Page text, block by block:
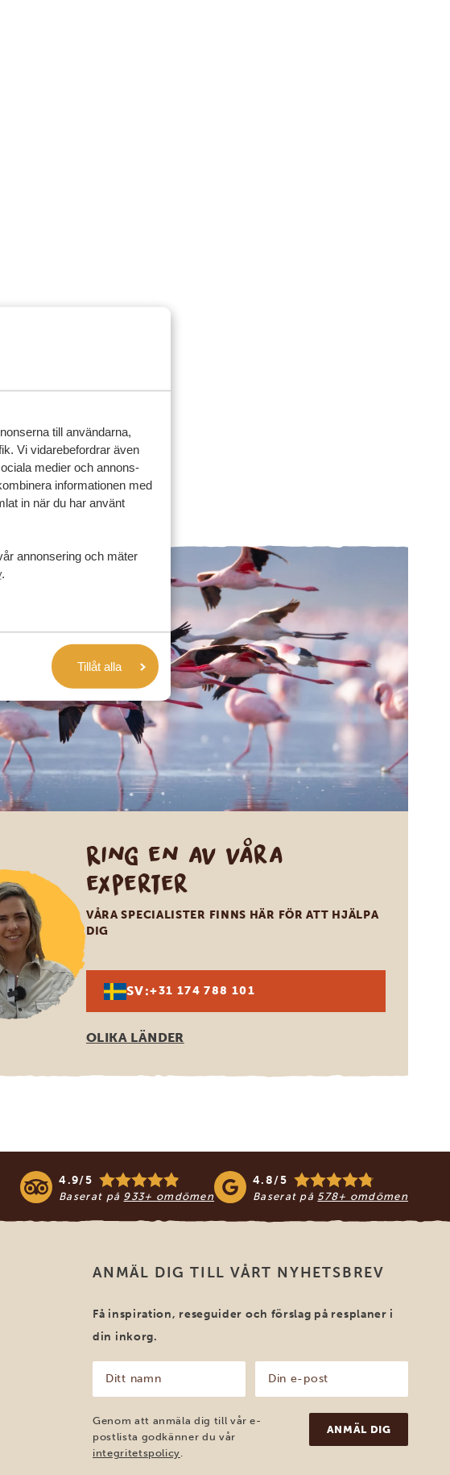
till användarna,
Vi vidarebefordrar även
medier och annons-
informationen med
in när du har använt
annonsering och mäter
.
Tillåt alla
Ring en av våra
experter
VÅRA SPECIALISTER FINNS HÄR FÖR ATT HJÄLPA
DIG
SV:+31 174 788 101
OLIKA LÄNDER
4.9/5
Baserat på 933+ omdömen
4.8/5
Baserat på 578+ omdömen
ANMÄL DIG TILL VÅRT NYHETSBREV
Få inspiration, reseguider och förslag på resplaner i
din inkorg.
namn
(Obligatoriskt)
post
(Obligatoriskt)
Genom att anmäla dig till vår e-
postlista godkänner du vår
integritetspolicy.